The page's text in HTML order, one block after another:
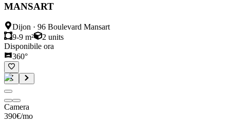
MANSART
Dijon · 96 Boulevard Mansart
9-9 m²
2 units
Disponibile ora
360°
Camera
390€/mo